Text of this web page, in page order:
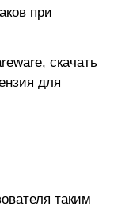
при
скачать
для
таким